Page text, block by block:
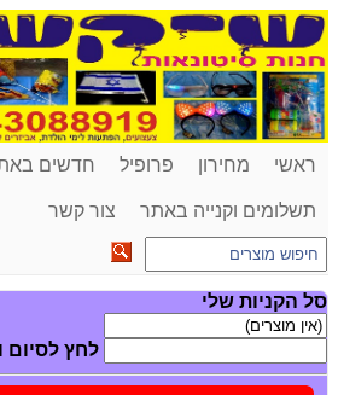
ראשי מחירון פרופיל חדשים
תשלומים וקנייה באתר צור קשר
סל הקניות שלי
לחץ